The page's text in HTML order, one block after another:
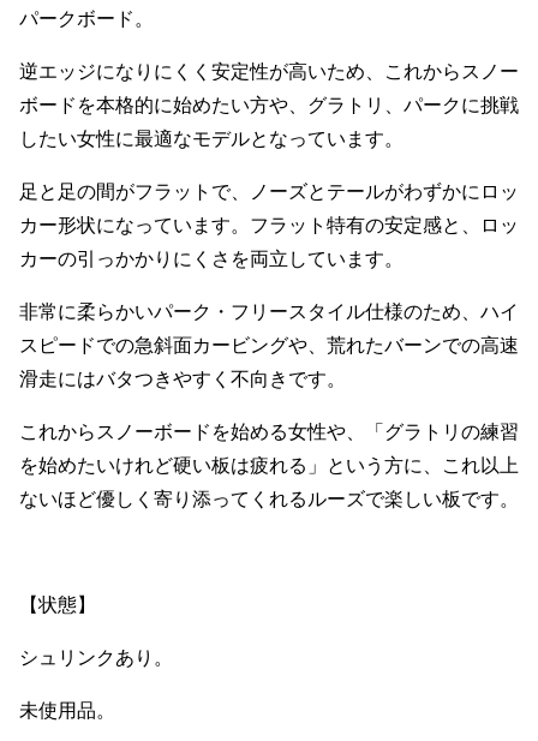
パークボード。
逆エッジになりにくく安定性が高いため、これからスノー
ボードを本格的に始めたい方や、グラトリ、パークに挑戦
したい女性に最適なモデルとなっています。
足と足の間がフラットで、ノーズとテールがわずかにロッ
カー形状になっています。 フラット特有の安定感と、ロッ
カーの引っかかりにくさを両立しています。
非常に柔らかいパーク・フリースタイル仕様のため、ハイ
スピードでの急斜面カービングや、荒れたバーンでの高速
滑走にはバタつきやすく不向きです。
これからスノーボードを始める女性や、「グラトリの練習
を始めたいけれど硬い板は疲れる」という方に、これ以上
ないほど優しく寄り添ってくれるルーズで楽しい板です。
【状態】
シュリンクあり。
未使用品。